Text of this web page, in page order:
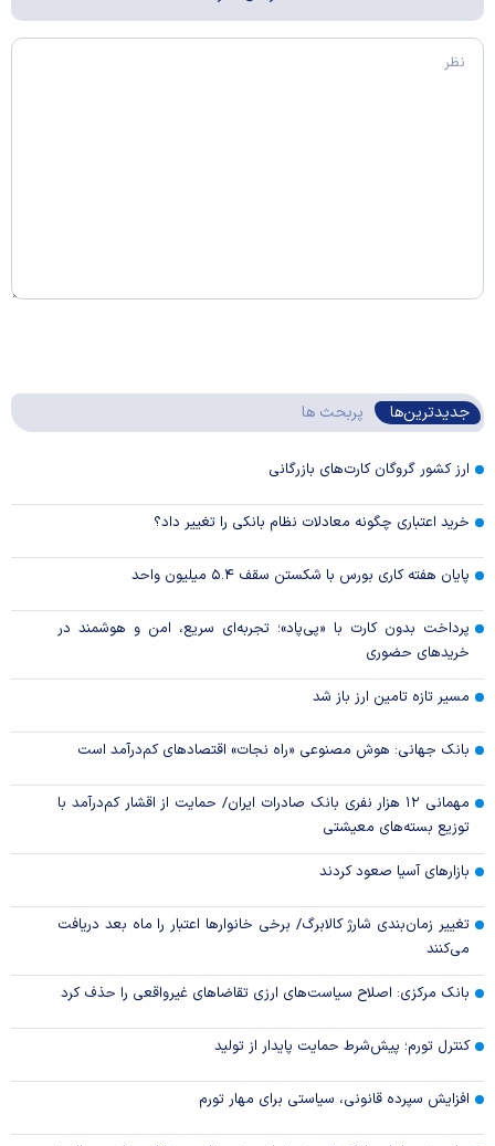
جدیدترین‌ها پربحث ها
ارز کشور گروگان کارت‌های بازرگانی
خرید اعتباری چگونه معادلات نظام بانکی را تغییر داد؟
پایان هفته کاری بورس با شکستن سقف ۵.۴ میلیون واحد
پرداخت بدون کارت با «پی‌پاد»؛ تجربه‌ای سریع، امن و هوشمند در
خریدهای حضوری
مسیر تازه تامین ارز باز شد
بانک جهانی: هوش مصنوعی «راه نجات» اقتصادهای کم‌درآمد است
مهمانی ۱۲ هزار نفری بانک صادرات ایران/ حمایت از اقشار کم‌درآمد با
توزیع بسته‌های معیشتی
بازارهای آسیا صعود کردند
تغییر زمان‌بندی شارژ کالابرگ/ برخی خانوار‌ها اعتبار را ماه بعد دریافت
می‌کنند
بانک مرکزی: اصلاح سیاست‌های ارزی تقاضاهای غیرواقعی را حذف کرد
کنترل تورم؛ پیش‌شرط حمایت پایدار از تولید
افزایش سپرده قانونی، سیاستی برای مهار تورم